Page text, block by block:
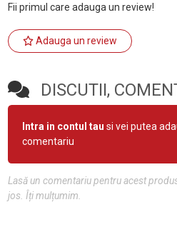
Fii primul care adauga un review!
Adauga un review
DISCUTII,
Intra in contul tau si vei putea
comentariu
Lasă un comentariu pentru acest
jos. Îți mulțumim.